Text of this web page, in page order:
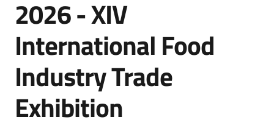
Promuovere
Impresa
Territorio
2026 - XIV
International Food
Industry Trade
Exhibition